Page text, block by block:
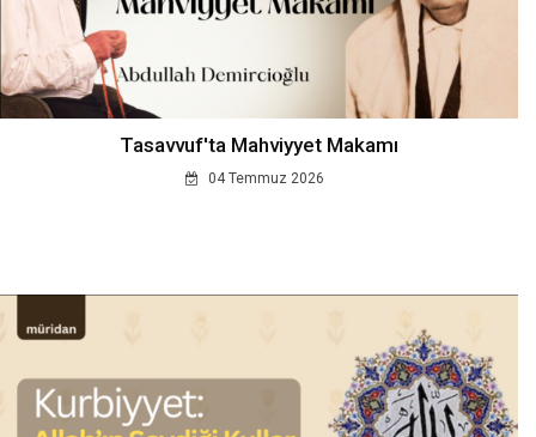
Tasavvuf'ta Mahviyyet Makamı
04 Temmuz 2026